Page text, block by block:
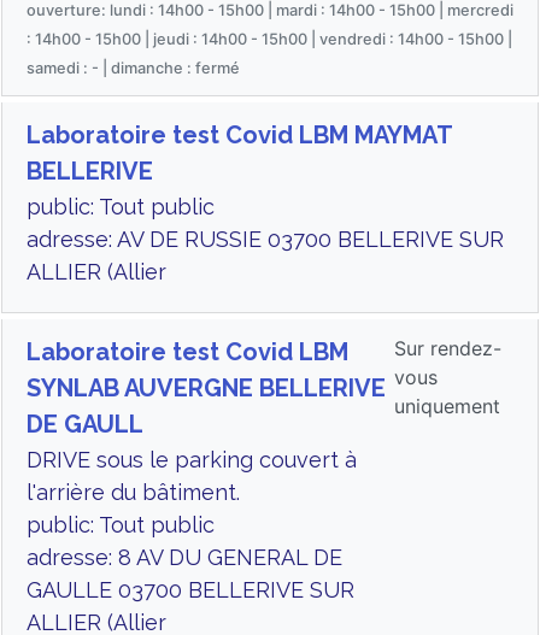
ouverture: lundi : 14h00 - 15h00 | mardi : 14h00 - 15h00 | mercredi
: 14h00 - 15h00 | jeudi : 14h00 - 15h00 | vendredi : 14h00 - 15h00 |
samedi : - | dimanche : fermé
Laboratoire test Covid LBM MAYMAT
BELLERIVE
public: Tout public
adresse: AV DE RUSSIE 03700 BELLERIVE SUR
ALLIER (Allier
Laboratoire test Covid LBM
SYNLAB AUVERGNE BELLERIVE
DE GAULL
DRIVE sous le parking couvert à
l'arrière du bâtiment.
public: Tout public
adresse: 8 AV DU GENERAL DE
GAULLE 03700 BELLERIVE SUR
ALLIER (Allier
Sur rendez-
vous
uniquement